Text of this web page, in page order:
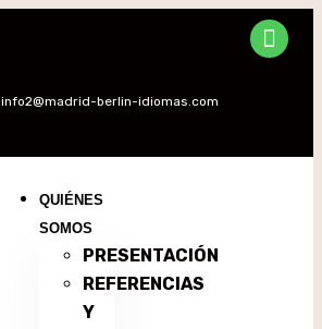
info2@madrid-berlin-idiomas.com
QUIÉNES
SOMOS
PRESENTACIÓN
REFERENCIAS
Y